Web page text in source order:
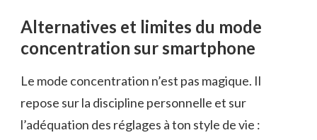
Alternatives et limites du mode
concentration sur smartphone
Le mode concentration n’est pas magique. Il
repose sur la discipline personnelle et sur
l’adéquation des réglages à ton style de vie :